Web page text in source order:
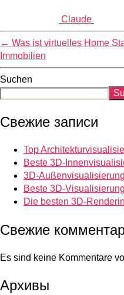
Claude
← Was ist virtuelles Home
Immobilien
Suchen
Свежие записи
Top
Beste 3D-
3D-
Beste 3D-
Die besten 3D-
Свежие
Es sind keine Kommentare
Архивы